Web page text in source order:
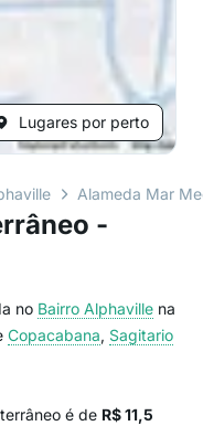
Lugares por perto
Alameda Mar
-
no Bairro Alphaville na
Copacabana, Sagitario
é de R$ 11,5